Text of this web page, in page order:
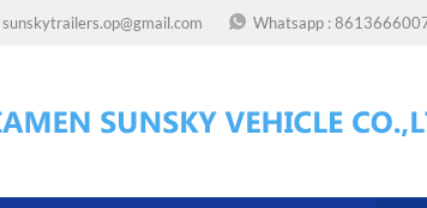
sunskytrailers.op@gmail.com Whatsapp :